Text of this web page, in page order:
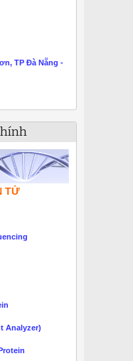
TP Đà Nẵng -
TỬ
Analyzer)